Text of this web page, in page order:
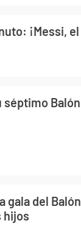
¡Messi, el
séptimo Balón
gala del Balón
hijos